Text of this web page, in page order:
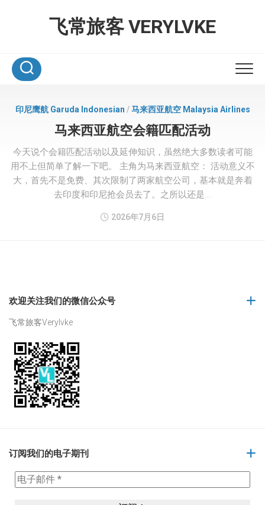
飞常旅客 VERYLVKE
印尼鹰航 Garuda Indonesian /马来西亚航空 Malaysia Airlines
马来西亚航空会籍匹配活动
今天说个会籍匹配活动以及延伸知识，虽然绝大多数读者可能
用不上但简单了解一下吧。 主角为马来西亚航空： 活动意义不
大，首先不是免费、其次限制了两家航空公司，基本就是奔着
去印度和印尼抢会员去了。之所以还是...
2026年7月6日
欢迎关注我们的微信公众号
飞常旅客Verylvke
订阅我们的电子期刊